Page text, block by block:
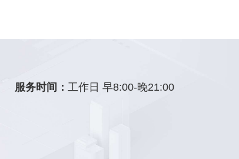
服务时间：工作日 早8:00-晚21:00